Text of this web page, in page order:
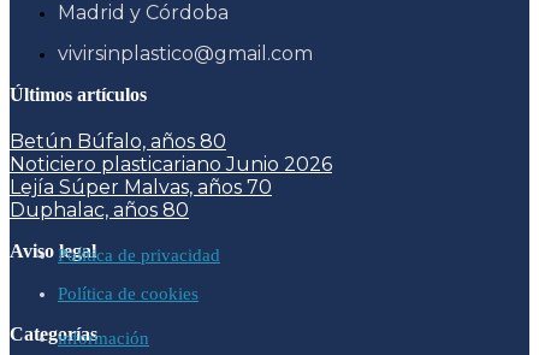
Madrid y Córdoba
vivirsinplastico@gmail.com
Últimos artículos
Betún Búfalo, años 80
Noticiero plasticariano Junio 2026
Lejía Súper Malvas, años 70
Duphalac, años 80
Aviso legalPolítica de privacidad
Política de cookies
Categoríasinformación